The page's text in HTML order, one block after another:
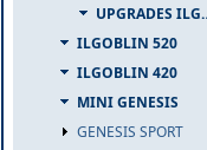
UPGRADES ILGOBLIN PRO / RAW 700
ILGOBLIN 520
ILGOBLIN 420
MINI GENESIS
GENESIS SPORT